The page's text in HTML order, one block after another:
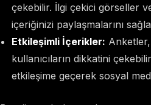
çekebilir. İlgi çekici görseller
içeriğinizi paylaşmalarını
Etkileşimli İçerikler:
kullanıcıların dikkatini
etkileşime geçerek sosyal